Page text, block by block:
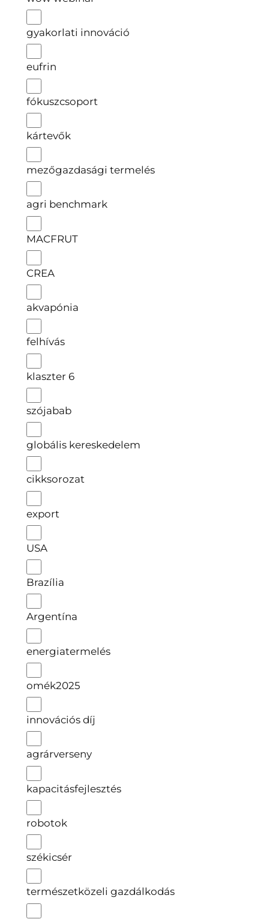
gyakorlati innováció
eufrin
fókuszcsoport
kártevők
mezőgazdasági termelés
agri benchmark
MACFRUT
CREA
akvapónia
felhívás
klaszter 6
szójabab
globális kereskedelem
cikksorozat
export
USA
Brazília
Argentína
energiatermelés
omék2025
innovációs díj
agrárverseny
kapacitásfejlesztés
robotok
székicsér
természetközeli gazdálkodás